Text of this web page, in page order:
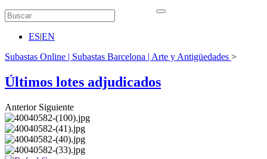
ES|EN
Subastas Online | Subastas Barcelona | Arte y Antigüedades >
Últimos lotes adjudicados
Anterior Siguiente